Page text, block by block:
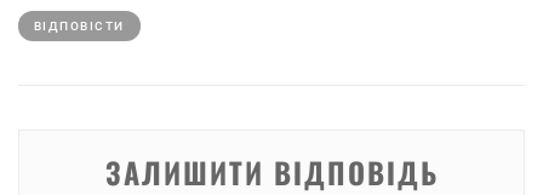
ВІДПОВІCТИ
ЗАЛИШИТИ ВІДПОВІДЬ